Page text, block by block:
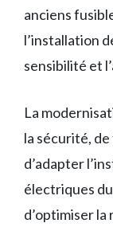
anciens
l’installation
sensibilité et
La
la sécurité,
d’adapter
électriques
d’optimiser